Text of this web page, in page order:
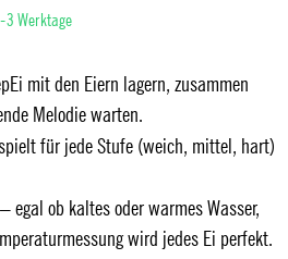
Werktage
mit den Eiern lagern, zusammen
Melodie warten.
für jede Stufe (weich, mittel, hart)
– egal ob kaltes oder warmes Wasser,
wird jedes Ei perfekt.